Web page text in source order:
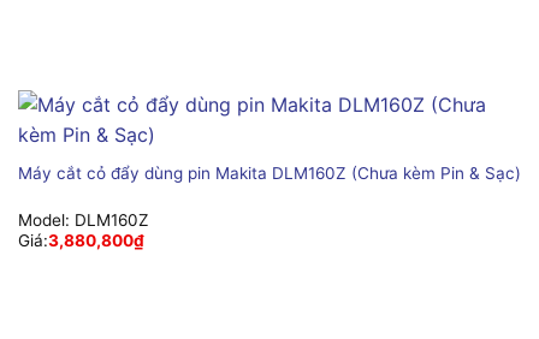
Máy cắt cỏ đẩy dùng pin Makita DLM160Z (Chưa kèm Pin & Sạc)
Model: DLM160Z
Giá:3,880,800₫